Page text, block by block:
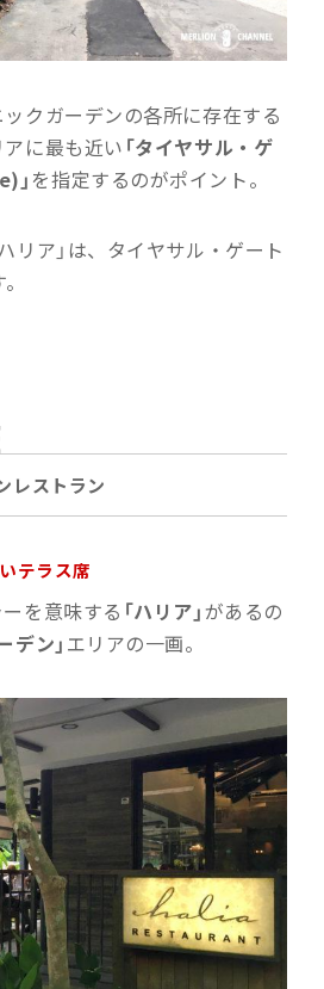
クガーデンの各所に存在する
に最も近い 「タイヤサル・ゲ
」 を指定するのがポイント。
リア」は、タイヤサル・ゲート
レストラン
テラス席
を意味する 「ハリア」があるの
デン」 エリアの一画。